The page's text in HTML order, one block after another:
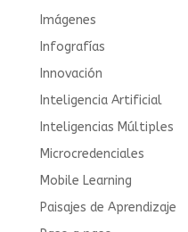
Imágenes
Infografías
Innovación
Inteligencia Artificial
Inteligencias Múltiples
Microcredenciales
Mobile Learning
Paisajes de Aprendizaje